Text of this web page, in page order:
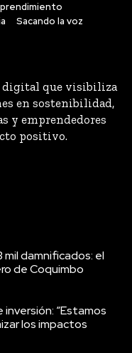
Sacando la voz
digital que visibiliza
en sostenibilidad,
y emprendedores
positivo.
mil damnificados: el
de Coquimbo
“Estamos
los impactos